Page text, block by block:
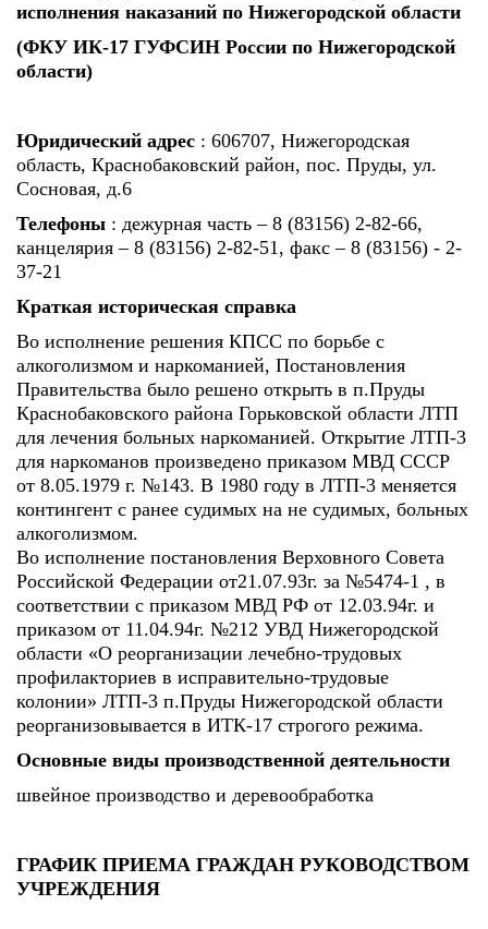
исполнения наказаний по Нижегородской области
(ФКУ ИК-17 ГУФСИН России по Нижегородской
области)
Юридический адрес : 606707, Нижегородская
область, Краснобаковский район, пос. Пруды, ул.
Сосновая, д.6
Телефоны : дежурная часть – 8 (83156) 2-82-66,
канцелярия – 8 (83156) 2-82-51, факс – 8 (83156) - 2-
37-21
Краткая историческая справка
Во исполнение решения КПСС по борьбе с
алкоголизмом и наркоманией, Постановления
Правительства было решено открыть в п.Пруды
Краснобаковского района Горьковской области ЛТП
для лечения больных наркоманией. Открытие ЛТП-3
для наркоманов произведено приказом МВД СССР
от 8.05.1979 г. №143. В 1980 году в ЛТП-3 меняется
контингент с ранее судимых на не судимых, больных
алкоголизмом.
Во исполнение постановления Верховного Совета
Российской Федерации от21.07.93г. за №5474-1 , в
соответствии с приказом МВД РФ от 12.03.94г. и
приказом от 11.04.94г. №212 УВД Нижегородской
области «О реорганизации лечебно-трудовых
профилакториев в исправительно-трудовые
колонии» ЛТП-3 п.Пруды Нижегородской области
реорганизовывается в ИТК-17 строгого режима.
Основные виды производственной деятельности
швейное производство и деревообработка
ГРАФИК ПРИЕМА ГРАЖДАН РУКОВОДСТВОМ
УЧРЕЖДЕНИЯ